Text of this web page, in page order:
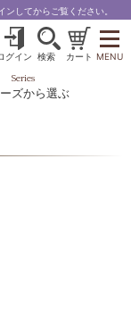
ンしてからご覧ください。
グイン 検索 カート
Series
ズから選ぶ
MENU